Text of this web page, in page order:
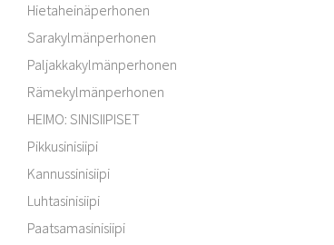
Hietaheinäperhonen
Sarakylmänperhonen
Paljakkakylmänperhonen
Rämekylmänperhonen
HEIMO: SINISIIPISET
Pikkusinisiipi
Kannussinisiipi
Luhtasinisiipi
Paatsamasinisiipi